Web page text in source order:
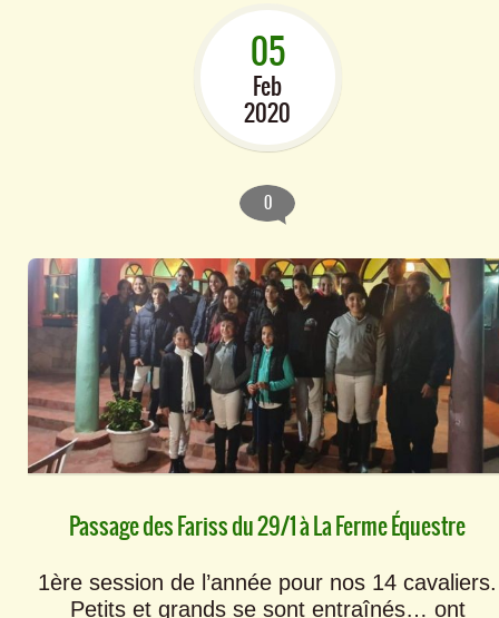
05
Feb
2020
0
Passage des Fariss du 29/1 à La Ferme Équestre
1ère session de l’année pour nos 14 cavaliers.
Petits et grands se sont entraînés… ont